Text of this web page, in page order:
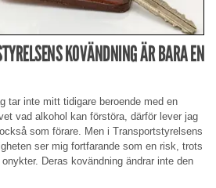
KOVÄNDNING ÄR BARA EN
tar inte mitt tidigare beroende med en
vad alkohol kan förstöra, därför lever jag
som förare. Men i Transportstyrelsens
ser mig fortfarande som en risk, trots
Deras kovändning ändrar inte den